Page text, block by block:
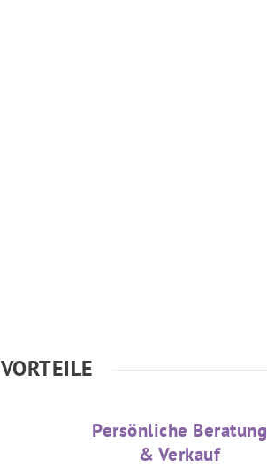
VORTEILE
Persönliche Beratung
& Verkauf